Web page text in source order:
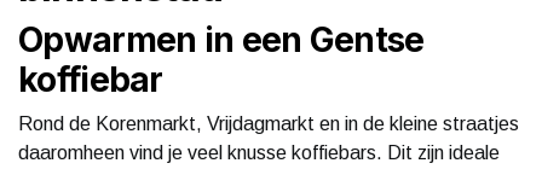
Opwarmen in een Gentse
koffiebar
Rond de Korenmarkt, Vrijdagmarkt en in de kleine straatjes
daaromheen vind je veel knusse koffiebars. Dit zijn ideale